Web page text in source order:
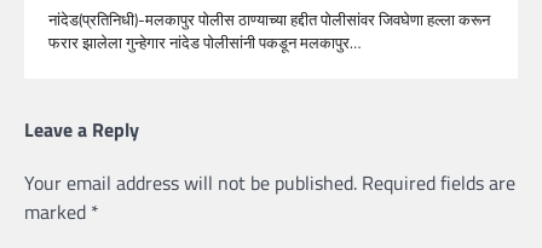
नांदेड(प्रतिनिधी)-मलकापुर पोलीस ठाण्याच्या हद्दीत पोलीसांवर जिवघेणा हल्ला करून
फरार झालेला गुन्हेगार नांदेड पोलीसांनी पकडून मलकापुर…
Leave a Reply
Your email address will not be published. Required fields are
marked *